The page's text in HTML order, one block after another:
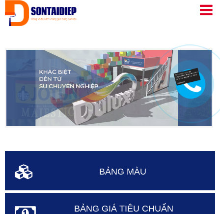
Nhảy
đến
BẢNG MÀU
BẢNG GIÁ TIÊU CHUẨN